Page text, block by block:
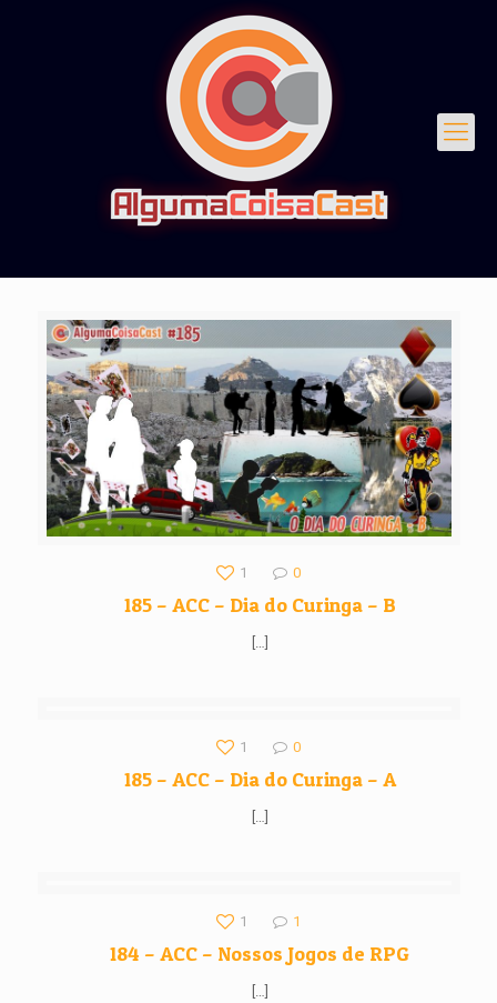
1 0
185 – ACC – Dia do Curinga – B
[…]
1 0
185 – ACC – Dia do Curinga – A
[…]
1 1
184 – ACC – Nossos Jogos de RPG
[…]